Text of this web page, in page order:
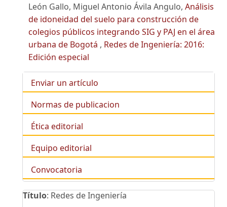
León Gallo, Miguel Antonio Ávila Angulo, Análisis
de idoneidad del suelo para construcción de
colegios públicos integrando SIG y PAJ en el área
urbana de Bogotá , Redes de Ingeniería: 2016:
Edición especial
Enviar un artículo
Normas de publicacion
Ética editorial
Equipo editorial
Convocatoria
Título: Redes de Ingeniería